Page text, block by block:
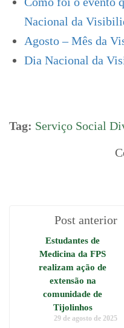
Nacional da
Agosto – Mês da
Dia Nacional da
Tag: Serviço Social
Post anterior
Estudantes de
Medicina da FPS
realizam ação de
extensão na
comunidade de
Tijolinhos
29 de agosto de 2025